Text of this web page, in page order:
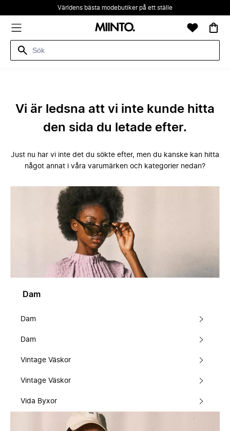
Världens bästa modebutiker på ett ställe
Vi är ledsna att vi inte kunde hitta
den sida du letade efter.
Just nu har vi inte det du sökte efter, men du kanske kan hitta
något annat i våra varumärken och kategorier nedan?
Dam
Dam
Dam
Vintage Väskor
Vintage Väskor
Vida Byxor